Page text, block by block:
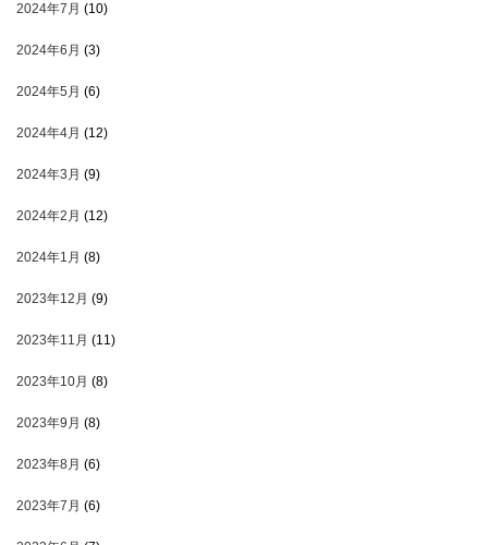
2024年7月 (10)
2024年6月 (3)
2024年5月 (6)
2024年4月 (12)
2024年3月 (9)
2024年2月 (12)
2024年1月 (8)
2023年12月 (9)
2023年11月 (11)
2023年10月 (8)
2023年9月 (8)
2023年8月 (6)
2023年7月 (6)